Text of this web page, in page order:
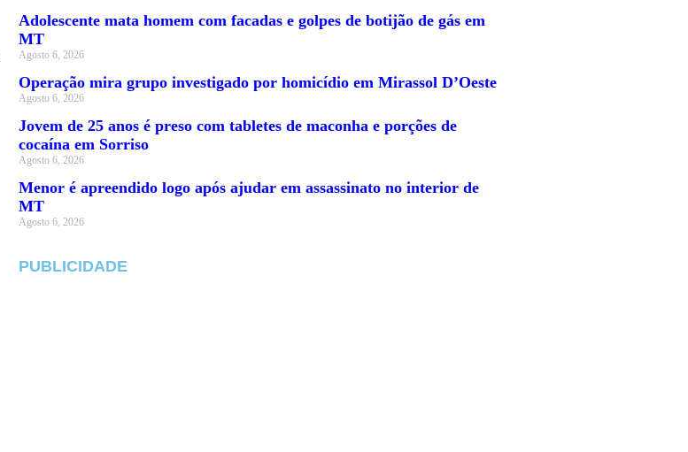
Adolescente mata homem com facadas e golpes de botijão de gás em
MT
Agosto 6, 2026
Operação mira grupo investigado por homicídio em Mirassol D’Oeste
Agosto 6, 2026
Jovem de 25 anos é preso com tabletes de maconha e porções de
cocaína em Sorriso
Agosto 6, 2026
Menor é apreendido logo após ajudar em assassinato no interior de
MT
Agosto 6, 2026
PUBLICIDADE